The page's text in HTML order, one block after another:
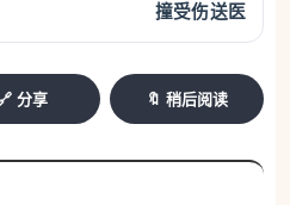
撞受伤送医
分享 🔖 稍后阅读